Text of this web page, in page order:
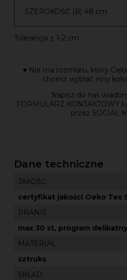
SZEROKOŚĆ (B) 48 cm
Tolerancja ± 1-2 cm
♥ Nie ma rozmiaru, który
chcesz wybrać inny
Napisz do nas
FORMULARZ KONTAKTOWY
przez SOCIAL
Dane techniczne
JAKOŚĆ
certyfikat jakości Oeko Tex
PRANIE
max 30 st, program delikatny
MATERIAŁ
sztruks
SKŁAD